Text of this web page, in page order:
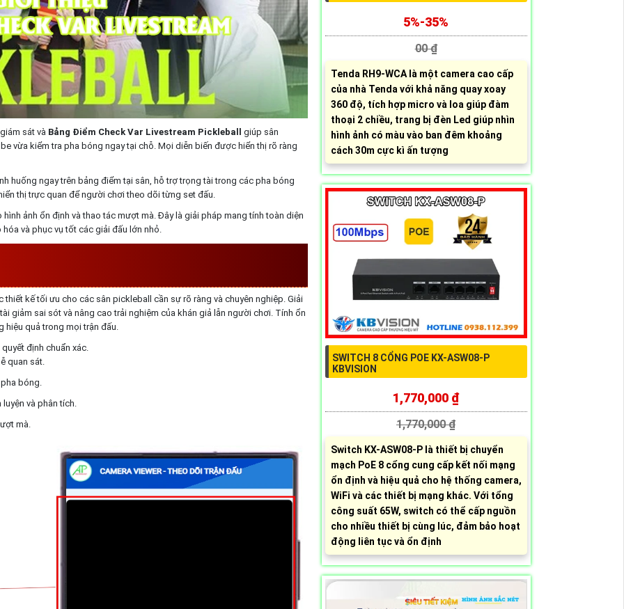
sát và Bảng Điểm Check Var Livestream Pickleball
giúp sân
vừa kiểm tra pha bóng ngay tại chỗ. Mọi diễn biến được hiển thị rõ ràng
huống ngay trên bảng điểm tại sân, hỗ trợ trọng tài trong các pha bóng
thị trực quan để người chơi theo dõi từng set đấu.
ảnh ổn định và thao tác mượt mà. Đây là giải pháp mang tính toàn diện
và phục vụ tốt các giải đấu lớn nhỏ.
kế tối ưu cho các sân pickleball cần sự rõ ràng và chuyên nghiệp. Giải
giảm sai sót và nâng cao trải nghiệm của khán giả lẫn người chơi. Tính ổn
quả trong mọi trận đấu.
định chuẩn xác.
quan sát.
bóng.
và phân tích.
mà.
5%-35%
00 ₫
Tenda RH9-WCA là một camera cao cấp
của nhà Tenda với khả năng quay xoay
360 độ, tích hợp micro và loa giúp đàm
thoại 2 chiều, trang bị đèn Led giúp nhìn
hình ảnh có màu vào ban đêm khoảng
cách 30m cực kì ấn tượng
SWITCH 8 CỔNG POE KX-ASW08-P
KBVISION
1,770,000 ₫
1,770,000 ₫
Switch KX-ASW08-P là thiết bị chuyển
mạch PoE 8 cổng cung cấp kết nối mạng
ổn định và hiệu quả cho hệ thống camera,
WiFi và các thiết bị mạng khác. Với tổng
công suất 65W, switch có thể cấp nguồn
cho nhiều thiết bị cùng lúc, đảm bảo hoạt
động liên tục và ổn định